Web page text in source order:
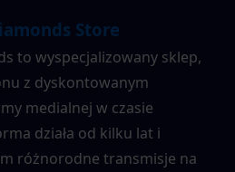
Store
to wyspecjalizowany sklep,
z dyskontowanym
medialnej w czasie
działa od kilku lat i
różnorodne transmisje na